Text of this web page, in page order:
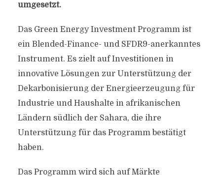
umgesetzt.
Das Green Energy Investment Programm ist
ein Blended-Finance- und SFDR9-anerkanntes
Instrument. Es zielt auf Investitionen in
innovative Lösungen zur Unterstützung der
Dekarbonisierung der Energieerzeugung für
Industrie und Haushalte in afrikanischen
Ländern südlich der Sahara, die ihre
Unterstützung für das Programm bestätigt
haben.
Das Programm wird sich auf Märkte